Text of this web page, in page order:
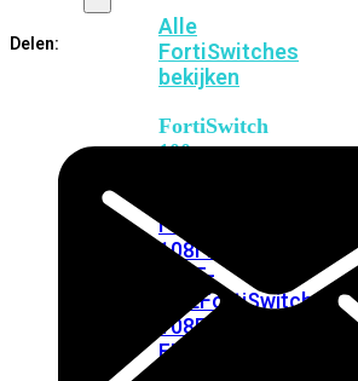
Alle
FortiSwitches
bekijken
FortiSwitch
100
FortiSwitch
108FFortiSwitch
108F-
POEFortiSwitch
108F-
FPOE
Delen: